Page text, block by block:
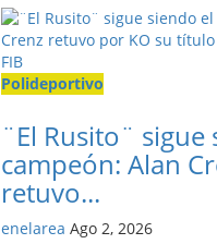
Polideportivo
¨El Rusito¨ sigue
campeón: Alan
retuvo...
enelarea Ago 2, 2026